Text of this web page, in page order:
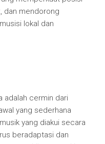
dan mendorong
lokal dan
adalah cermin dari
yang sederhana
yang diakui secara
beradaptasi dan